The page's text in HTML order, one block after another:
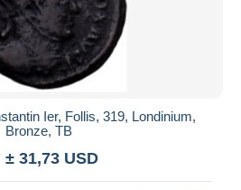
Ier, Follis, 319, Londinium,
Bronze, TB
± 31,73 USD